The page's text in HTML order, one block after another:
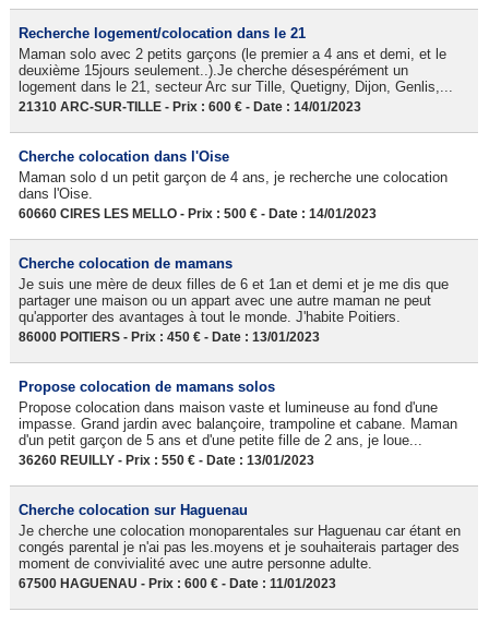
Recherche logement/colocation dans le 21
Maman solo avec 2 petits garçons (le premier a 4 ans et demi, et le
deuxième 15jours seulement..).Je cherche désespérément un
logement dans le 21, secteur Arc sur Tille, Quetigny, Dijon, Genlis,...
21310 ARC-SUR-TILLE - Prix : 600 € - Date : 14/01/2023
Cherche colocation dans l'Oise
Maman solo d un petit garçon de 4 ans, je recherche une colocation
dans l'Oise.
60660 CIRES LES MELLO - Prix : 500 € - Date : 14/01/2023
Cherche colocation de mamans
Je suis une mère de deux filles de 6 et 1an et demi et je me dis que
partager une maison ou un appart avec une autre maman ne peut
qu'apporter des avantages à tout le monde. J'habite Poitiers.
86000 POITIERS - Prix : 450 € - Date : 13/01/2023
Propose colocation de mamans solos
Propose colocation dans maison vaste et lumineuse au fond d'une
impasse. Grand jardin avec balançoire, trampoline et cabane. Maman
d'un petit garçon de 5 ans et d'une petite fille de 2 ans, je loue...
36260 REUILLY - Prix : 550 € - Date : 13/01/2023
Cherche colocation sur Haguenau
Je cherche une colocation monoparentales sur Haguenau car étant en
congés parental je n'ai pas les.moyens et je souhaiterais partager des
moment de convivialité avec une autre personne adulte.
67500 HAGUENAU - Prix : 600 € - Date : 11/01/2023